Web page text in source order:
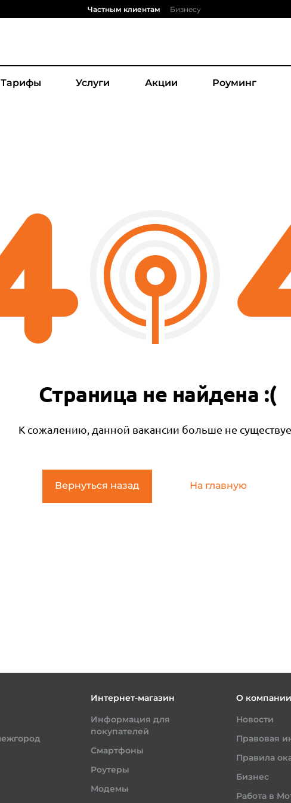
Частным клиентам Бизнесу
Тарифы Услуги Акции Роуминг
Страница не найдена :(
К сожалению, данной вакансии больше не
Вернуться назад На главную
Интернет-магазин
Информация для
покупателей
Смартфоны
Роутеры
Модемы
О компании
Новости
Правовая
Правила
Бизнес
Работа в